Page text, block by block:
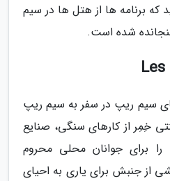
که برنامه ها از هتل ها در سیم
شده است.
سیم ریپ در سفر به سیم ریپ
خِمِر از کارهای سنگی، صنایع
برای جوانان محلی محروم
از جنبش برای یاری به احیای